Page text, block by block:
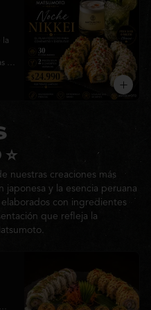
la
o
nuestras creaciones más
y la esencia peruana
con ingredientes
que refleja la